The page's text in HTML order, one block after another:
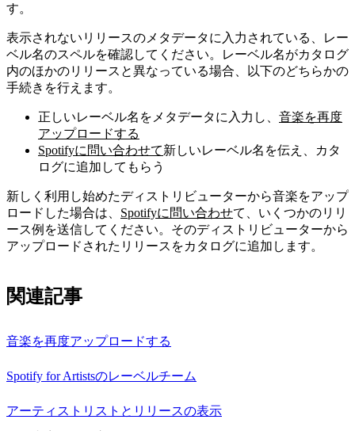
す。
表示されないリリースのメタデータに入力されている、レー
ベル名のスペルを確認してください。レーベル名がカタログ
内のほかのリリースと異なっている場合、以下のどちらかの
手続きを行えます。
正しいレーベル名をメタデータに入力し、 音楽を再度
アップロードする
Spotifyに問い合わせて新しいレーベル名を伝え、カタ
ログに追加してもらう
新しく利用し始めたディストリビューターから音楽をアップ
ロードした場合は、 Spotifyに問い合わせて、いくつかのリリ
ース例を送信してください。そのディストリビューターから
アップロードされたリリースをカタログに追加します。
関連記事
音楽を再度アップロードする
Spotify for Artistsのレーベルチーム
アーティストリストとリリースの表示